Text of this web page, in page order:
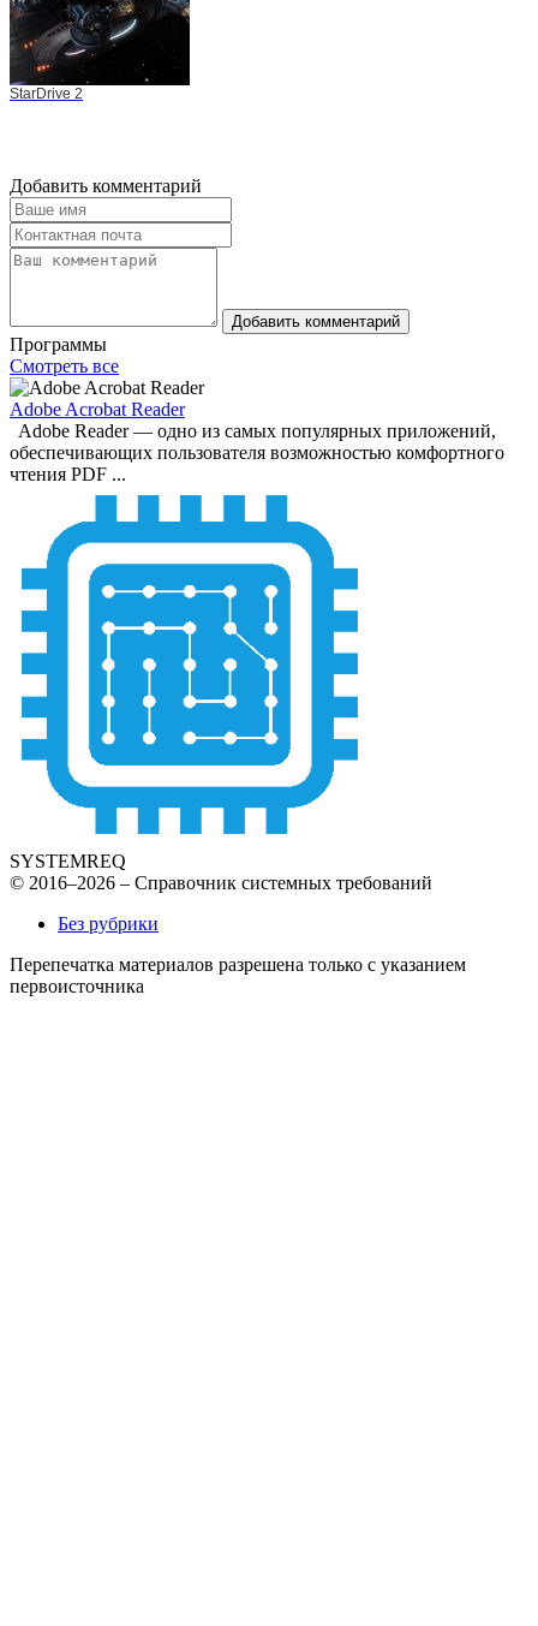
StarDrive 2
Добавить комментарий
Добавить комментарий
Программы
Смотреть все
Adobe Acrobat Reader
Adobe Reader — одно из самых популярных приложений,
обеспечивающих пользователя возможностью комфортного
чтения PDF ...
SYSTEMREQ
© 2016–2026 – Справочник системных требований
Без рубрики
Перепечатка материалов разрешена только с указанием
первоисточника